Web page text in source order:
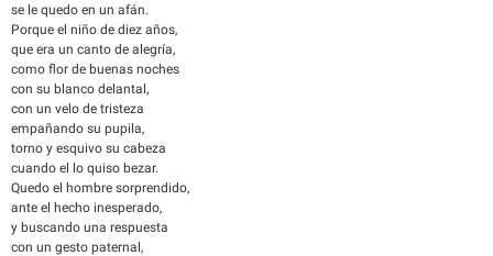
se le quedo en un afán.
Porque el niño de diez años,
que era un canto de alegría,
como flor de buenas noches
con su blanco delantal,
con un velo de tristeza
empañando su pupila,
torno y esquivo su cabeza
cuando el lo quiso bezar.
Quedo el hombre sorprendido,
ante el hecho inesperado,
y buscando una respuesta
con un gesto paternal,